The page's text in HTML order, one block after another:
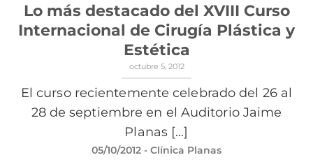
Lo más destacado del XVIII Curso
Internacional de Cirugía Plástica y
Estética
octubre 5, 2012
El curso recientemente celebrado del 26 al
28 de septiembre en el Auditorio Jaime
Planas [...]
05/10/2012 - Clínica Planas